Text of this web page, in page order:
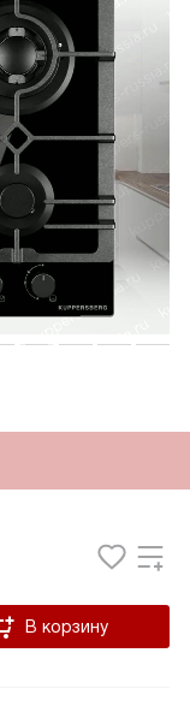
В корзину